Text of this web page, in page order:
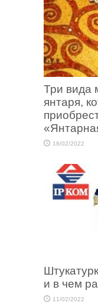
Три вида
янтаря,
18/02/2022
и в чем
11/02/2022